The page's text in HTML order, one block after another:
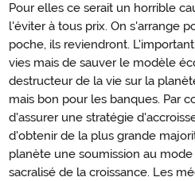
Pour elles ce serait un horrible
l'éviter à tous prix. On s'arrange
poche, ils reviendront.
vies mais de sauver le modèle
destructeur de la vie sur la
mais bon pour les banques. Par
d'assurer une stratégie
d'obtenir de la plus grande
planète une soumission au
sacralisé de la croissance. Les